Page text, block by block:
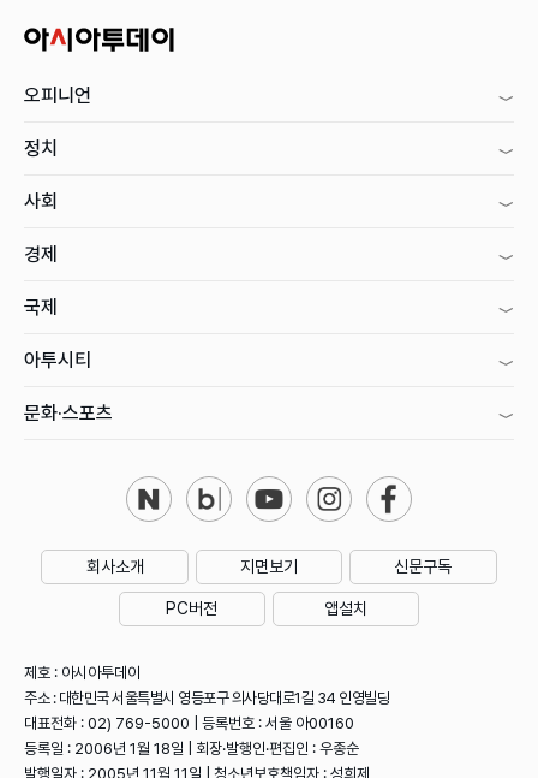
오피니언
정치
사회
경제
국제
아투시티
문화·스포츠
회사소개 지면보기 신문구독
PC버전 앱설치
제호 : 아시아투데이
주소 : 대한민국 서울특별시 영등포구 의사당대로1길 34 인영빌딩
대표전화 : 02) 769-5000 | 등록번호 : 서울 아00160
등록일 : 2006년 1월 18일 | 회장·발행인·편집인 : 우종순
발행일자 : 2005년 11월 11일 | 청소년보호책임자 : 성희제